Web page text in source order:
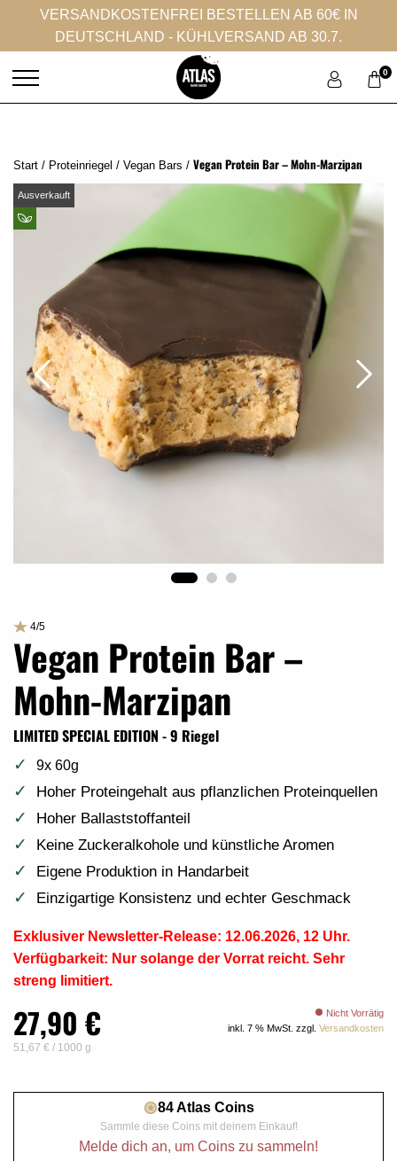
VERSANDKOSTENFREI BESTELLEN AB 60€ IN
DEUTSCHLAND - KÜHLVERSAND AB 30.7.
0
Start / Proteinriegel / Vegan Bars / Vegan Protein Bar – Mohn-Marzipan
Ausverkauft
4/5
Vegan Protein Bar –
Mohn-Marzipan
LIMITED SPECIAL EDITION - 9 Riegel
9x 60g
Hoher Proteingehalt aus pflanzlichen Proteinquellen
Hoher Ballaststoffanteil
Keine Zuckeralkohole und künstliche Aromen
Eigene Produktion in Handarbeit
Einzigartige Konsistenz und echter Geschmack
Exklusiver Newsletter-Release: 12.06.2026, 12 Uhr.
Verfügbarkeit: Nur solange der Vorrat reicht. Sehr
streng limitiert.
27,90 €
51,67 € / 1000 g
Nicht Vorrätig
inkl. 7 % MwSt. zzgl. Versandkosten
84 Atlas Coins
Sammle diese Coins mit deinem Einkauf!
Melde dich an, um Coins zu sammeln!